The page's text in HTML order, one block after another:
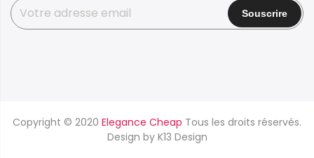
Copyright © 2020 Elegance Cheap Tous les droits réservés.
Design by K13 Design